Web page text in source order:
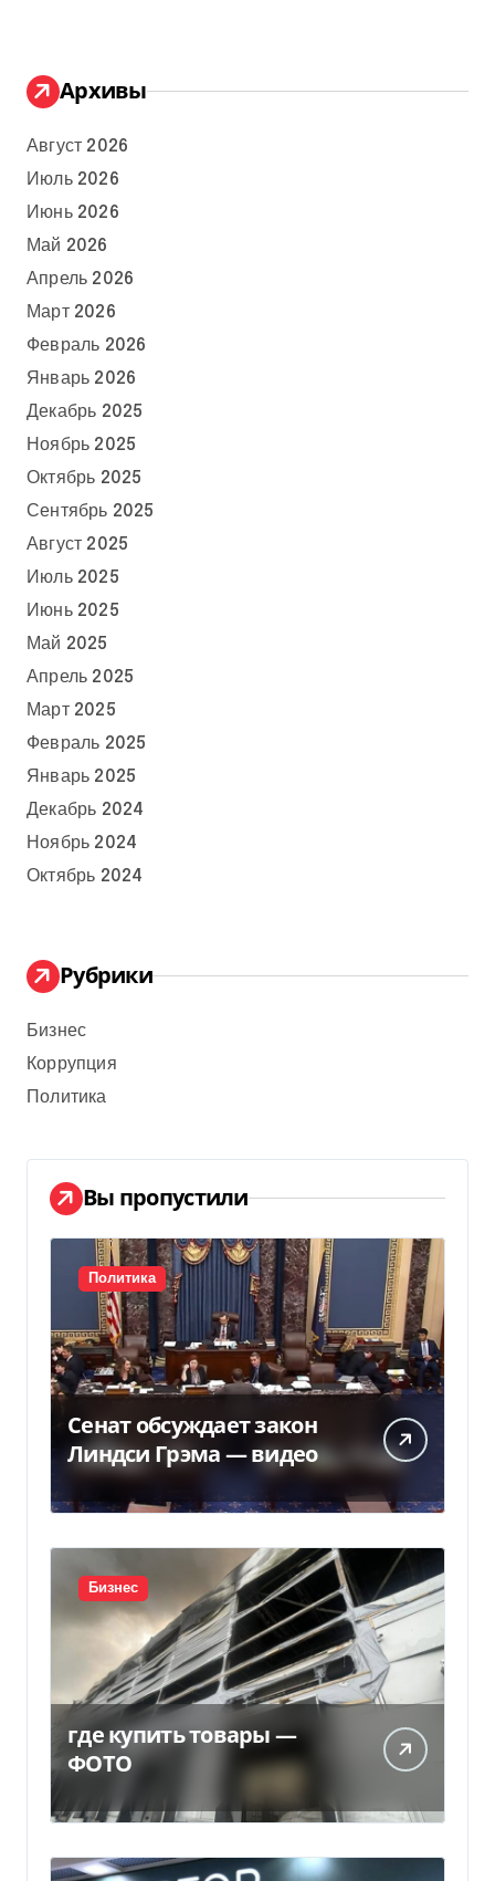
Архивы
Август 2026
Июль 2026
Июнь 2026
Май 2026
Апрель 2026
Март 2026
Февраль 2026
Январь 2026
Декабрь 2025
Ноябрь 2025
Октябрь 2025
Сентябрь 2025
Август 2025
Июль 2025
Июнь 2025
Май 2025
Апрель 2025
Март 2025
Февраль 2025
Январь 2025
Декабрь 2024
Ноябрь 2024
Октябрь 2024
Рубрики
Бизнес
Коррупция
Политика
Вы пропустили
Политика
Сенат обсуждает закон
Линдси Грэма — видео
Бизнес
где купить товары —
ФОТО